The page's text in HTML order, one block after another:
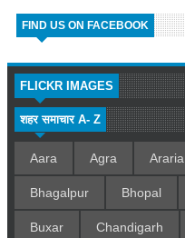
FIND US ON FACEBOOK
FLICKR IMAGES
शहर समाचार A- Z
Aara Agra Araria
Bhagalpur Bhopal
Buxar Chandigarh